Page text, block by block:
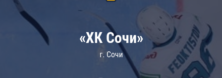
«ХК Сочи»
г. Сочи